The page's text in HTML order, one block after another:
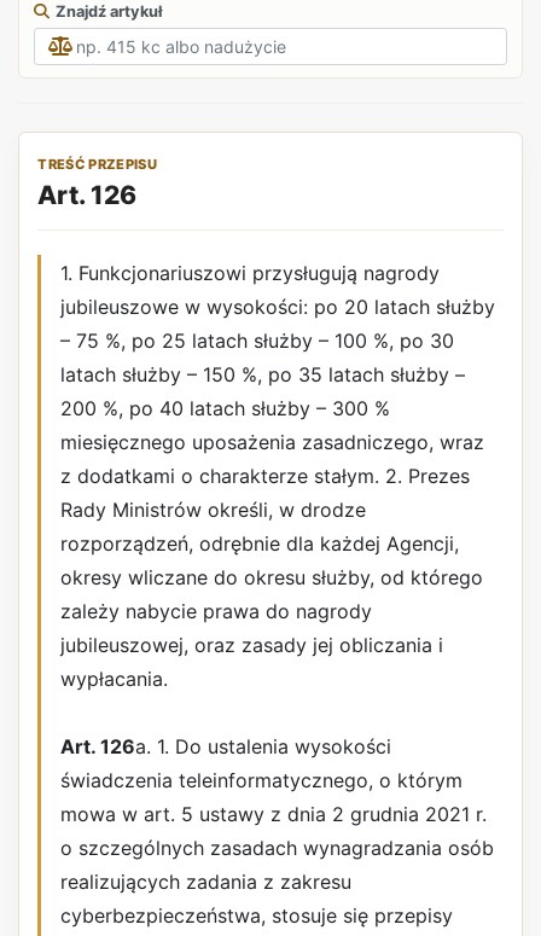
Znajdź artykuł
TREŚĆ PRZEPISU
Art. 126
1. Funkcjonariuszowi przysługują nagrody
jubileuszowe w wysokości: po 20 latach służby
– 75 %, po 25 latach służby – 100 %, po 30
latach służby – 150 %, po 35 latach służby –
200 %, po 40 latach służby – 300 %
miesięcznego uposażenia zasadniczego, wraz
z dodatkami o charakterze stałym. 2. Prezes
Rady Ministrów określi, w drodze
rozporządzeń, odrębnie dla każdej Agencji,
okresy wliczane do okresu służby, od którego
zależy nabycie prawa do nagrody
jubileuszowej, oraz zasady jej obliczania i
wypłacania.
Art. 126a. 1. Do ustalenia wysokości
świadczenia teleinformatycznego, o którym
mowa w art. 5 ustawy z dnia 2 grudnia 2021 r.
o szczególnych zasadach wynagradzania osób
realizujących zadania z zakresu
cyberbezpieczeństwa, stosuje się przepisy